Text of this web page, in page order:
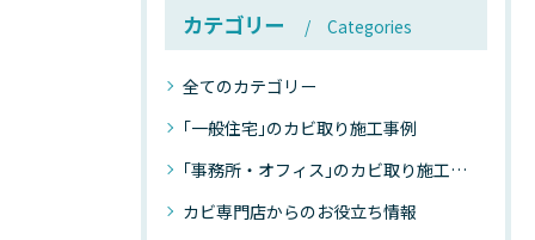
カテゴリー Categories
全てのカテゴリー
｢一般住宅｣のカビ取り施工事例
｢事務所・オフィス｣のカビ取り施工事例
カビ専門店からのお役立ち情報